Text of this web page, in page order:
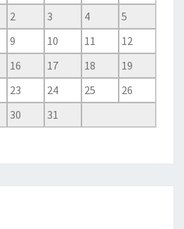
2 3 4
5
9 10 11
12
16 17 18
19
23 24 25
26
30
31